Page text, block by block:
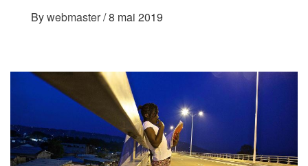
Bywebmaster/8 mai 2019